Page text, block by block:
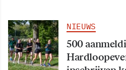
NIEUWS
500